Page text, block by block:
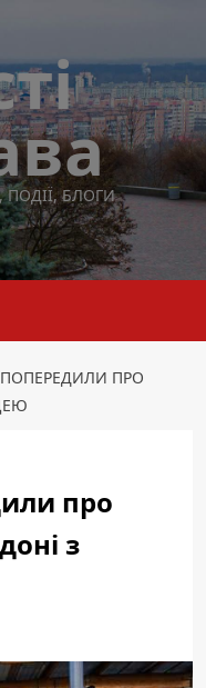
БЛОГИ
ПОПЕРЕДИЛИ ПРО
про
з